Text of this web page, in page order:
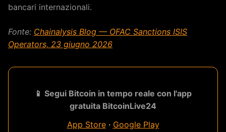
bancari internazionali.
Fonte: Chainalysis Blog — OFAC Sanctions ISIS
Operators, 23 giugno 2026
📱 Segui Bitcoin in tempo reale con l'app
gratuita BitcoinLive24
App Store· Google Play